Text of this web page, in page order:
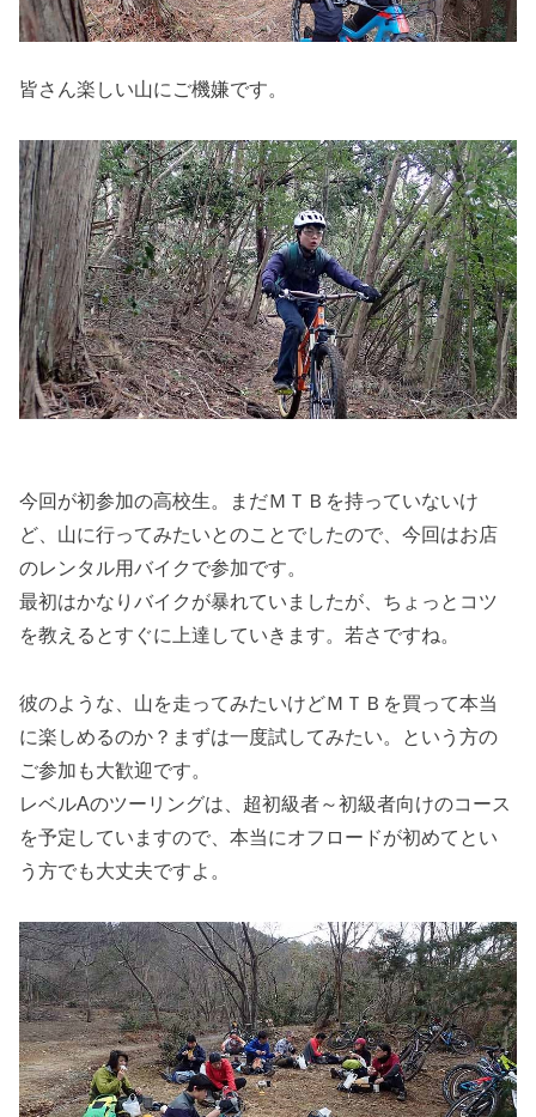
皆さん楽しい山にご機嫌です。
今回が初参加の高校生。まだＭＴＢを持っていないけ
ど、山に行ってみたいとのことでしたので、今回はお店
のレンタル用バイクで参加です。
最初はかなりバイクが暴れていましたが、ちょっとコツ
を教えるとすぐに上達していきます。若さですね。
彼のような、山を走ってみたいけどＭＴＢを買って本当
に楽しめるのか？まずは一度試してみたい。という方の
ご参加も大歓迎です。
レベルAのツーリングは、超初級者～初級者向けのコース
を予定していますので、本当にオフロードが初めてとい
う方でも大丈夫ですよ。